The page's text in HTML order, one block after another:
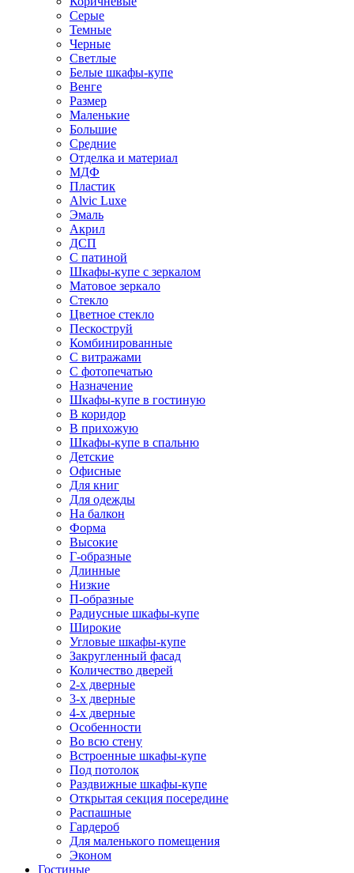
Серые
Темные
Черные
Светлые
Белые шкафы-купе
Венге
Размер
Маленькие
Большие
Средние
Отделка и материал
МДФ
Пластик
Alvic Luxe
Эмаль
Акрил
ДСП
С патиной
Шкафы-купе с зеркалом
Матовое зеркало
Стекло
Цветное стекло
Пескоструй
Комбинированные
С витражами
С фотопечатью
Назначение
Шкафы-купе в гостиную
В коридор
В прихожую
Шкафы-купе в спальню
Детские
Офисные
Для книг
Для одежды
На балкон
Форма
Высокие
Г-образные
Длинные
Низкие
П-образные
Радиусные шкафы-купе
Широкие
Угловые шкафы-купе
Закругленный фасад
Количество дверей
2-х дверные
3-х дверные
4-х дверные
Особенности
Во всю стену
Встроенные шкафы-купе
Под потолок
Раздвижные шкафы-купе
Открытая секция посередине
Распашные
Гардероб
Для маленького помещения
Эконом
Гостиные